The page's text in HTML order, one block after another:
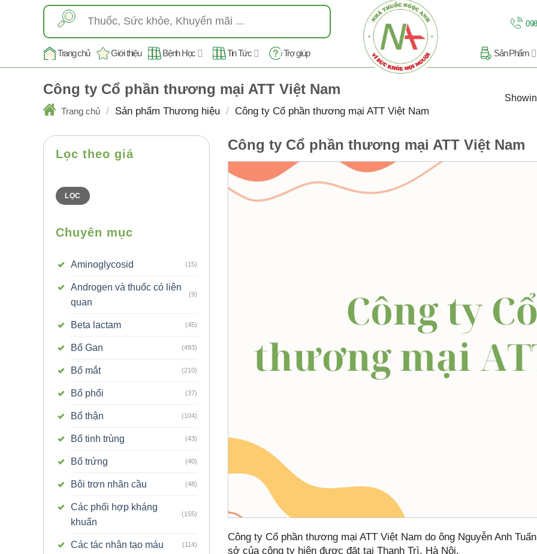
kiếm:
Trang chủ Giới thiệu Bệnh Học Tin Tức Trợ giúp Sản Phẩm
Công ty Cổ phần thương mại ATT Việt Nam
Trang chủ / Sản phẩm Thương hiệu / Công ty Cổ phần thương mại ATT Việt Nam
Lọc theo giá
thấp
nhất
cao
nhấtLỌC
Chuyên mục
Aminoglycosid (15)
Androgen và thuốc có liên
quan
(9)
Beta lactam (45)
Bổ Gan (493)
Bổ mắt (210)
Bổ phổi (37)
Bổ thận (104)
Bổ tinh trùng (43)
Bổ trứng (40)
Bôi trơn nhãn cầu (48)
Các phối hợp kháng
khuẩn
(155)
Các tác nhân tạo máu (114)
Công ty Cổ phần thương mại ATT Việt Nam
Công ty Cổ phần thương mại ATT Việt Nam do ông Nguyễn Anh
sở của công ty hiện được đặt tại Thanh Trì, Hà Nội.